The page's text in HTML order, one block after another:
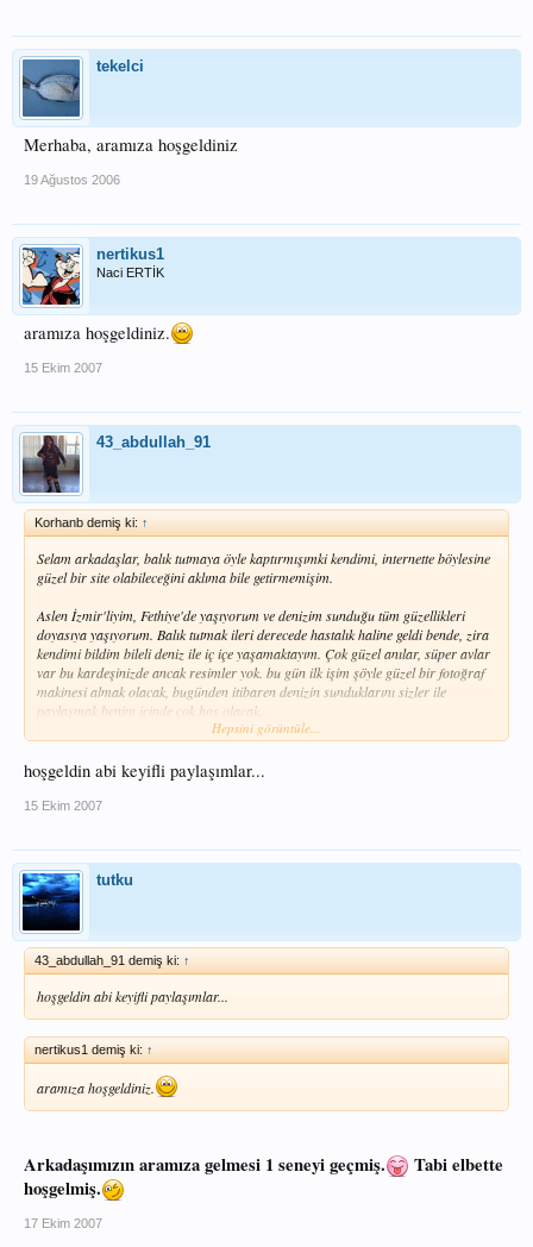
tekelci
Merhaba, aramıza hoşgeldiniz
19 Ağustos 2006
nertikus1
Naci ERTİK
aramıza hoşgeldiniz.
15 Ekim 2007
43_abdullah_91
Korhanb demiş ki: ↑
Selam arkadaşlar, balık tutmaya öyle kaptırmışımki kendimi, internette böylesine
güzel bir site olabileceğini aklıma bile getirmemişim.
Aslen İzmir'liyim, Fethiye'de yaşıyorum ve denizim sunduğu tüm güzellikleri
doyasıya yaşıyorum. Balık tutmak ileri derecede hastalık haline geldi bende, zira
kendimi bildim bileli deniz ile iç içe yaşamaktayım. Çok güzel anılar, süper avlar
var bu kardeşinizde ancak resimler yok. bu gün ilk işim şöyle güzel bir fotoğraf
makinesi almak olacak, bugünden itibaren denizin sunduklarını sizler ile
paylaşmak benim içinde çok hoş olacak.
Hepsini görüntüle...
hoşgeldin abi keyifli paylaşımlar...
15 Ekim 2007
tutku
43_abdullah_91 demiş ki: ↑
hoşgeldin abi keyifli paylaşımlar...
nertikus1 demiş ki: ↑
aramıza hoşgeldiniz.
Arkadaşımızın aramıza gelmesi 1 seneyi geçmiş.
Tabi elbette
hoşgelmiş.
17 Ekim 2007